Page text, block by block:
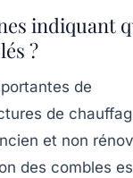
indiquant
?
de
de
et non
des combles